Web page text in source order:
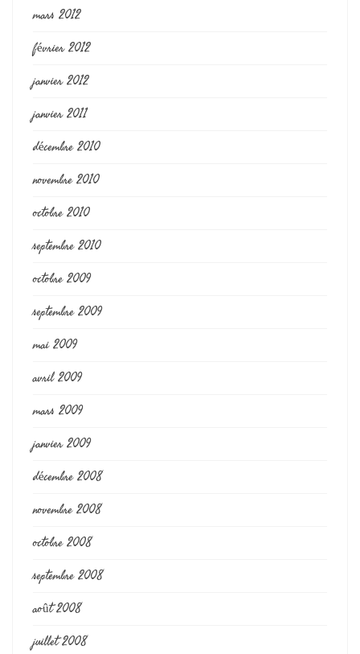
mars 2012
février 2012
janvier 2012
janvier 2011
décembre 2010
novembre 2010
octobre 2010
septembre 2010
octobre 2009
septembre 2009
mai 2009
avril 2009
mars 2009
janvier 2009
décembre 2008
novembre 2008
octobre 2008
septembre 2008
août 2008
juillet 2008